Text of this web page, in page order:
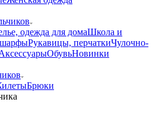
одежда для домаШкола и
Рукавицы, перчаткиЧулочно-
ОбувьНовинки
Брюки